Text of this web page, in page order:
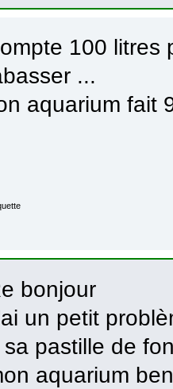
100 litres
...
aquarium fait
bonjour
un petit
sa pastille de
aquarium